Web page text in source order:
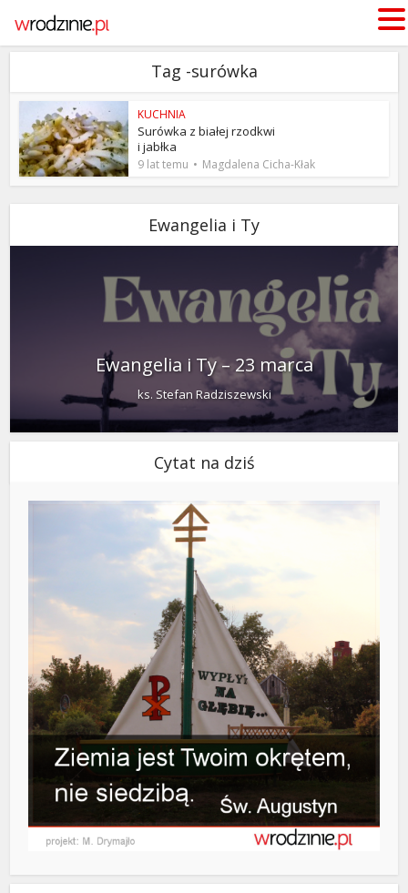
Tag -surówka
KUCHNIA
Surówka z białej rzodkwi
i jabłka
9 lat temu Magdalena Cicha-Kłak
Ewangelia i Ty
Ewangelia i Ty – 23 marca
ks. Stefan Radziszewski
Cytat na dziś